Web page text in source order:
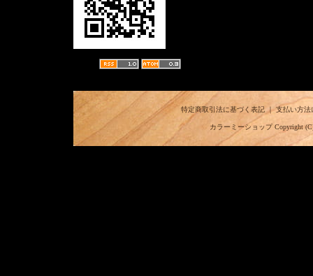
特定商取引法に基づく表記｜支払い方法
カラーミーショップCopyright